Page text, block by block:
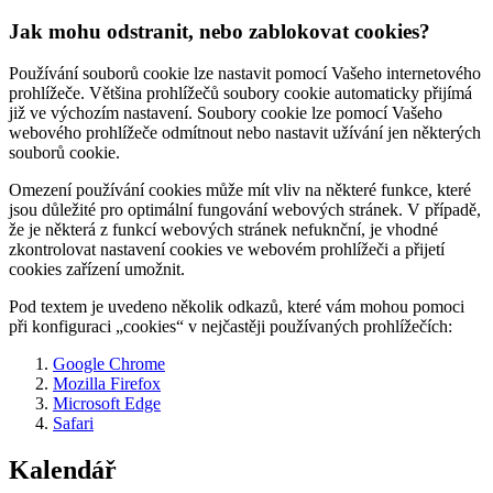
Jak mohu odstranit, nebo zablokovat cookies?
Používání souborů cookie lze nastavit pomocí Vašeho internetového
prohlížeče. Většina prohlížečů soubory cookie automaticky přijímá
již ve výchozím nastavení. Soubory cookie lze pomocí Vašeho
webového prohlížeče odmítnout nebo nastavit užívání jen některých
souborů cookie.
Omezení používání cookies může mít vliv na některé funkce, které
jsou důležité pro optimální fungování webových stránek. V případě,
že je některá z funkcí webových stránek nefuknční, je vhodné
zkontrolovat nastavení cookies ve webovém prohlížeči a přijetí
cookies zařízení umožnit.
Pod textem je uvedeno několik odkazů, které vám mohou pomoci
při konfiguraci „cookies“ v nejčastěji používaných prohlížečích:
Google Chrome
Mozilla Firefox
Microsoft Edge
Safari
Kalendář